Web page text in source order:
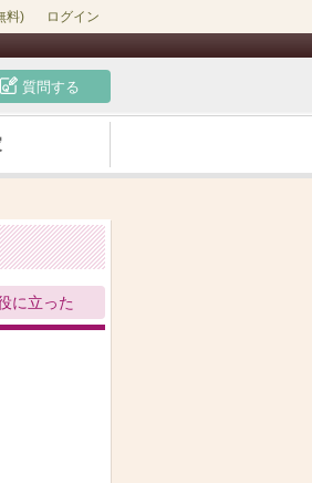
料) ログイン
質問する
に立った